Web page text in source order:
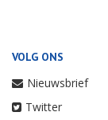
VOLG ONS
Nieuwsbrief
Twitter